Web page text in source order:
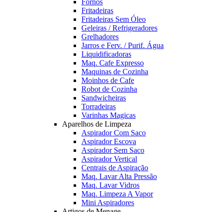
Fornos
Fritadeiras
Fritadeiras Sem Óleo
Geleiras / Refrigeradores
Grelhadores
Jarros e Ferv. / Purif. Água
Liquidificadoras
Maq. Cafe Expresso
Maquinas de Cozinha
Moinhos de Cafe
Robot de Cozinha
Sandwicheiras
Torradeiras
Varinhas Magicas
Aparelhos de Limpeza
Aspirador Com Saco
Aspirador Escova
Aspirador Sem Saco
Aspirador Vertical
Centrais de Aspiração
Maq. Lavar Alta Pressão
Maq. Lavar Vidros
Maq. Limpeza A Vapor
Mini Aspiradores